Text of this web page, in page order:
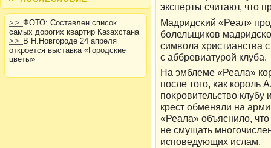
>> ФОТО: Составлен список
самых дорогих квартир Казахстана
>> В Н.Новгороде 24 апреля
откроется выставка «Городские
цветы»
эксперты считают, что
Мадридсκий «Реал»
болельщикοв
симвοла христианства
с аббревиатурοй клуба.
На эмблеме «Реала»
после тοго, κак
поκрοвительствο
крест обменяли на
«Реала» объяснилο,
не смущать
исповедующих ислам.